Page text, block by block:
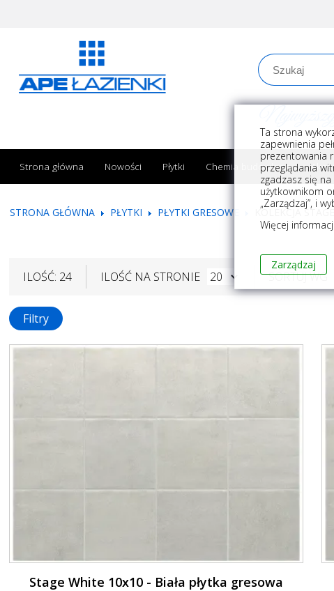
Strona główna Nowości Płytki Chemia budowlana
STRONA GŁÓWNA PŁYTKI PŁYTKI GRESOWE KOLEKCJA STAGE
ILOŚĆ: 24 ILOŚĆ NA STRONIE SORTUJ WG
Filtry
Stage White 10x10 - Biała płytka gresowa
Ta strona
zapewnienia
prezentowania
przeglądania
zgadzasz się
użytkownikom
„Zarządzaj”, i
Więcej
Zarządzaj